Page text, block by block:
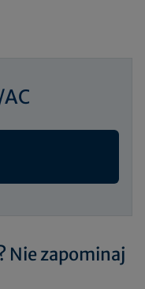
Nie zapominaj